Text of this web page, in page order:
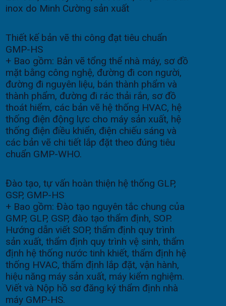
inox do Minh Cường sản xuất
Thiết kế bản vẽ thi công đạt tiêu chuẩn
GMP-HS
+ Bao gồm: Bản vẽ tổng thể nhà máy, sơ đồ
mặt bằng công nghệ, đường đi con người,
đường đi nguyên liệu, bán thành phẩm và
thành phẩm, đường đi rác thải rắn, sơ đồ
thoát hiểm, các bản vẽ hệ thống HVAC, hệ
thống điện động lực cho máy sản xuất, hệ
thống điện điều khiển, điện chiếu sáng và
các bản vẽ chi tiết lắp đặt theo đúng tiêu
chuẩn GMP-WHO.
Đào tạo, tự vấn hoàn thiện hệ thống GLP,
GSP, GMP-HS
+ Bao gồm: Đào tạo nguyên tắc chung của
GMP, GLP, GSP, đào tạo thẩm định, SOP.
Hướng dẫn viết SOP, thẩm định quy trình
sản xuất, thẩm định quy trình vệ sinh, thẩm
định hệ thống nước tinh khiết, thẩm định hệ
thống HVAC, thẩm định lắp đặt, vận hành,
hiệu năng máy sản xuất, máy kiểm nghiệm.
Viết và Nộp hồ sơ đăng ký thẩm định nhà
máy GMP-HS.